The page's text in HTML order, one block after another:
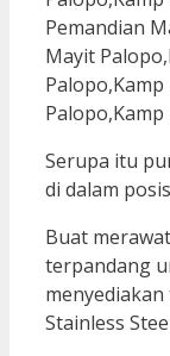
Serupa itu
di dalam
Buat
terpandang
Stainless